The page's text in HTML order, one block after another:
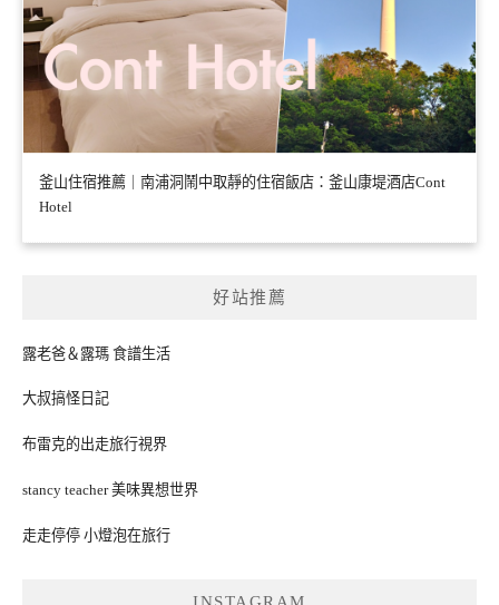
釜山住宿推薦｜南浦洞鬧中取靜的住宿飯店：釜山康堤酒店Cont
Hotel
好站推薦
露老爸＆露瑪 食譜生活
大叔搞怪日記
布雷克的出走旅行視界
stancy teacher 美味異想世界
走走停停 小燈泡在旅行
INSTAGRAM